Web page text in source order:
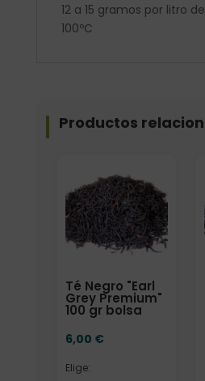
12 a 15 gramos por litro
100ºC
Productos
Té Negro "Earl
Grey Premium"
100 gr bolsa
6,00 €
Elige:
Elige: Peso/formato